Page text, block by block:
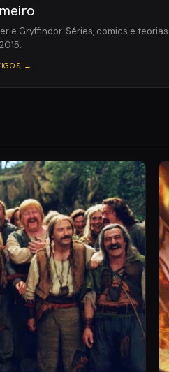
e Gryffindor. Séries, comics e
→